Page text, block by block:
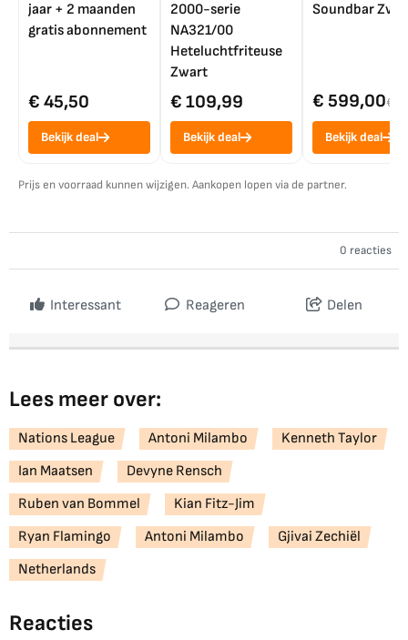
jaar + 2 maanden
gratis abonnement
€ 45,50
Bekijk deal
2000-serie
NA321/00
Heteluchtfriteuse
Zwart
€ 109,99
Bekijk deal
Soundbar
€ 599,00€
Bekijk deal
Prijs en voorraad kunnen wijzigen. Aankopen lopen via de partner.
0 reacties
Interessant Reageren Delen
Lees meer over:
Nations League Antoni Milambo
Kenneth Taylor
Ian Maatsen
Devyne Rensch
Ruben van Bommel
Kian Fitz-Jim
Ryan Flamingo
Antoni Milambo
Gjivai Zechiël
Netherlands
Reacties